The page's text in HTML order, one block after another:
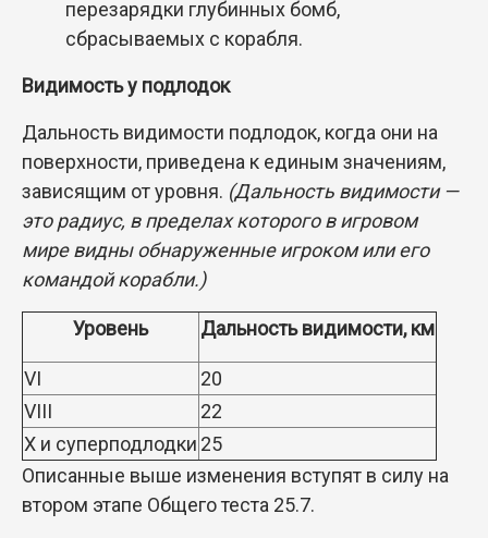
перезарядки глубинных бомб,
сбрасываемых с корабля.
Видимость у подлодок
Дальность видимости подлодок, когда они на
поверхности, приведена к единым значениям,
зависящим от уровня. (Дальность видимости —
это радиус, в пределах которого в игровом
мире видны обнаруженные игроком или его
командой корабли.)
Уровень Дальность видимости, км
VI
20
VIII
22
X и суперподлодки 25
Описанные выше изменения вступят в силу на
втором этапе Общего теста 25.7.